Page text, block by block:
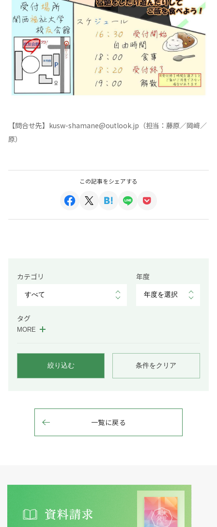
【問合せ先】kusw-shamane@outlook.jp（担当：藤原／岡﨑／
原）
この記事をシェアする
カテゴリ 年度
タグ
MORE
絞り込む 条件をクリア
一覧に戻る